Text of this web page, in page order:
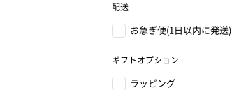
配送
お急ぎ便(1日以内に発送)
ギフトオプション
ラッピング